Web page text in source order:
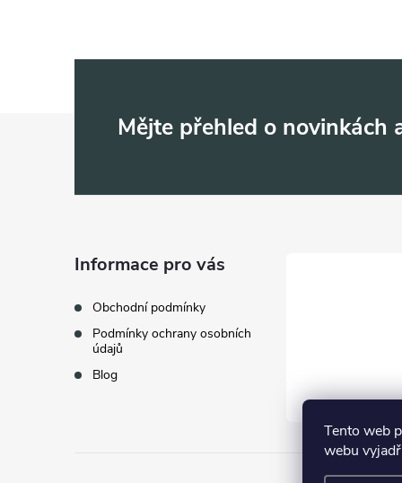
Tento web
webu
Mějte přehled o novinkách
Informace pro vás
Obchodní podmínky
Podmínky ochrany osobních
údajů
Blog